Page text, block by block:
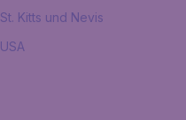
St. Kitts und Nevis
USA